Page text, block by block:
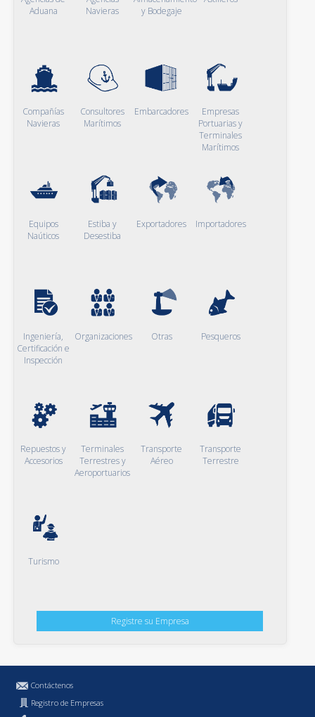
Aduana
Navieras
y Bodegaje
Compañías
Navieras
Consultores
Marítimos
Embarcadores
Empresas
Portuarias y
Terminales
Marítimos
Equipos
Naúticos
Estiba y
Desestiba
Exportadores Importadores
Ingeniería,
Certificación e
Inspección
Organizaciones Otras Pesqueros
Repuestos y
Accesorios
Terminales
Terrestres y
Aeroportuarios
Transporte
Aéreo
Transporte
Terrestre
Turismo
Registre su Empresa
Contáctenos
Registro de Empresas